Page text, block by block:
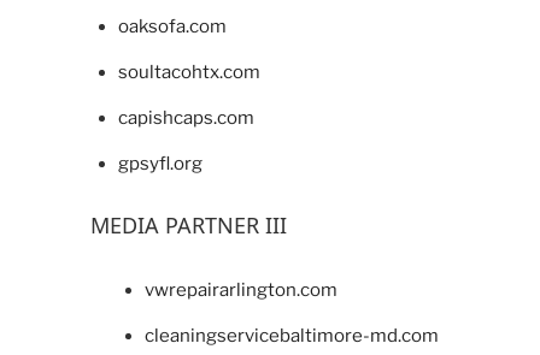
oaksofa.com
soultacohtx.com
capishcaps.com
gpsyfl.org
MEDIA PARTNER III
vwrepairarlington.com
cleaningservicebaltimore-md.com